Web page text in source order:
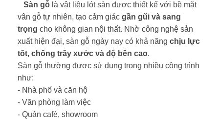
Sàn gỗ là vật liệu lót sàn được thiết kế với bề mặt
vân gỗ tự nhiên, tạo cảm giác gần gũi và sang
trọng cho không gian nội thất. Nhờ công nghệ sản
xuất hiện đại, sàn gỗ ngày nay có khả năng chịu lực
tốt, chống trầy xước và độ bền cao.
Sàn gỗ thường được sử dụng trong nhiều công trình
như:
- Nhà phố và căn hộ
- Văn phòng làm việc
- Quán café, showroom